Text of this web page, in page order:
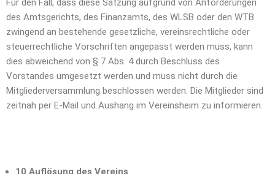
Für den Fall, dass diese Satzung aufgrund von Anforderungen
des Amtsgerichts, des Finanzamts, des WLSB oder den WTB
zwingend an bestehende gesetzliche, vereinsrechtliche oder
steuerrechtliche Vorschriften angepasst werden muss, kann
dies abweichend von § 7 Abs. 4 durch Beschluss des
Vorstandes umgesetzt werden und muss nicht durch die
Mitgliederversammlung beschlossen werden. Die Mitglieder sind
zeitnah per E-Mail und Aushang im Vereinsheim zu informieren.
10 Auflösung des Vereins